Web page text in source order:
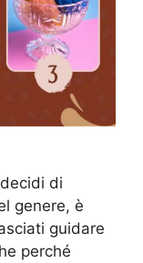
di
genere, è
guidare
perché